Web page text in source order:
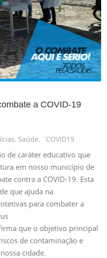
a COVID-19
, Saúde, ´COVID19
de caráter educativo que
em nosso município de
contra a COVID-19. Esta
que ajuda na
para combater a
que o objetivo principal
de contaminação e
cidade.